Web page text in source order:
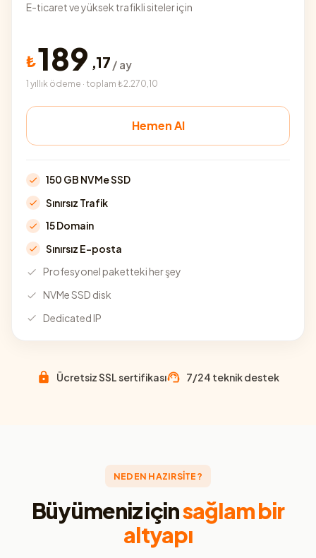
E-ticaret ve yüksek trafikli siteler için
₺189 ,17 / ay
1 yıllık ödeme · toplam ₺2.270,10
Hemen Al
150 GB NVMe SSD
Sınırsız Trafik
15 Domain
Sınırsız E-posta
Profesyonel paketteki her şey
NVMe SSD disk
Dedicated IP
Ücretsiz SSL sertifikası 7/24 teknik destek
NEDEN HAZIRSİTE?
Büyümeniz içinsağlam bir
altyapı